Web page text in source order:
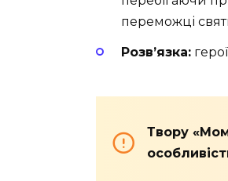
переможці
Розв’язка:
Твору